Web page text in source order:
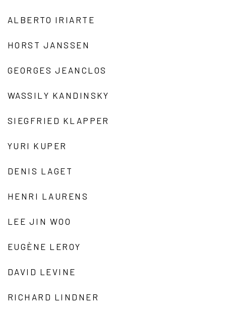
ALBERTO IRIARTE
HORST JANSSEN
GEORGES JEANCLOS
WASSILY KANDINSKY
SIEGFRIED KLAPPER
YURI KUPER
DENIS LAGET
HENRI LAURENS
LEE JIN WOO
EUGÈNE LEROY
DAVID LEVINE
RICHARD LINDNER